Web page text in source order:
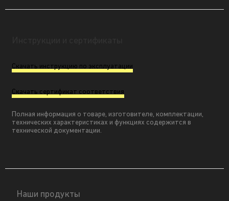
Скачать инструкцию по эксплуатации
Скачать сертификат соответствия
Полная информация о товаре, изготовителе, комплектации,
технических характеристиках и функциях содержится в
технической документации.
Наши продукты